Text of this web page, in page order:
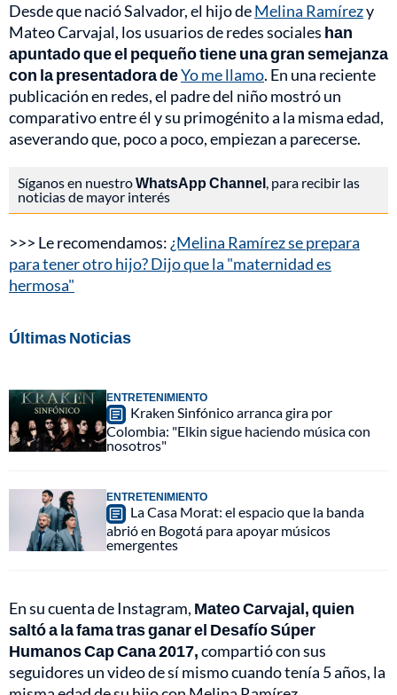
Desde que nació Salvador, el hijo deMelina Ramírezy
Mateo Carvajal, los usuarios de redes sociales han
apuntado que el pequeño tiene una gran semejanza
con la presentadora deYo me llamo. En una reciente
publicación en redes, el padre del niño mostró un
comparativo entre él y su primogénito a la misma edad,
aseverando que, poco a poco, empiezan a parecerse.
Síganos en nuestroWhatsApp Channel, para recibir las
noticias de mayor interés
>>> Le recomendamos: ¿Melina Ramírez se prepara
para tener otro hijo? Dijo que la "maternidad es
hermosa"
Últimas Noticias
ENTRETENIMIENTO
Kraken Sinfónico arranca gira por
Colombia: "Elkin sigue haciendo música con
nosotros"
ENTRETENIMIENTO
La Casa Morat: el espacio que la banda
abrió en Bogotá para apoyar músicos
emergentes
En su cuenta de Instagram, Mateo Carvajal, quien
saltó a la fama tras ganar el Desafío Súper
Humanos Cap Cana 2017,compartió con sus
seguidores un video de sí mismo cuando tenía 5 años, la